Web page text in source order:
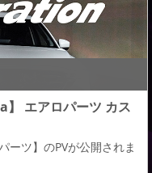
エアロパーツ カス
ーツ】のPVが公開されま